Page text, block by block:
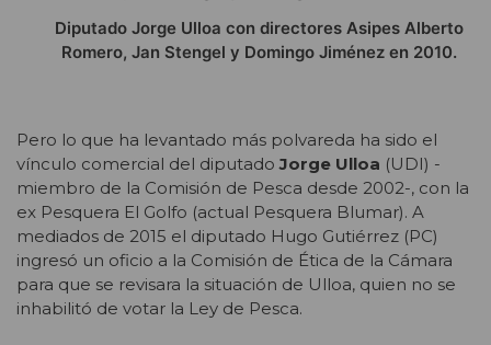
Diputado Jorge Ulloa con directores Asipes Alberto
Romero, Jan Stengel y Domingo Jiménez en 2010.
Pero lo que ha levantado más polvareda ha sido el
vínculo comercial del diputadoJorge Ulloa (UDI) -
miembro de la Comisión de Pesca desde 2002-, con la
ex Pesquera El Golfo (actual Pesquera Blumar). A
mediados de 2015 el diputado Hugo Gutiérrez (PC)
ingresó un oficio a la Comisión de Ética de la Cámara
para que se revisara la situación de Ulloa, quien no se
inhabilitó de votar la Ley de Pesca.